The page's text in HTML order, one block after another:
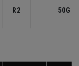
R2 50G